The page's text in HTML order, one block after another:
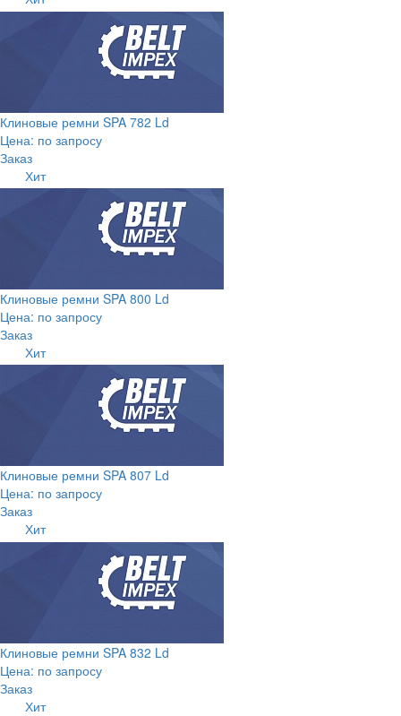
Клиновые ремни SPA 782 Ld
Цена: по запросу
Заказ
Хит
Клиновые ремни SPA 800 Ld
Цена: по запросу
Заказ
Хит
Клиновые ремни SPA 807 Ld
Цена: по запросу
Заказ
Хит
Клиновые ремни SPA 832 Ld
Цена: по запросу
Заказ
Хит